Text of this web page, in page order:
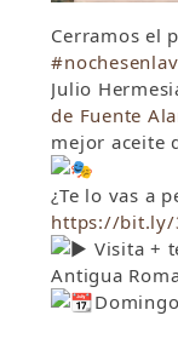
Cerramos el
Julio
de Fuente
mejor aceite
¿Te lo vas a
https://bit.ly/
Visita +
Antigua